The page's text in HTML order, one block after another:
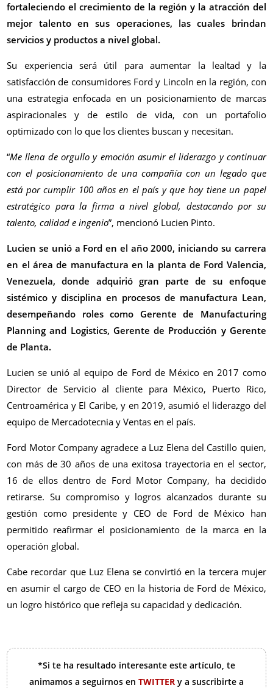
fortaleciendo el crecimiento de la región y la atracción del
mejor talento en sus operaciones, las cuales brindan
servicios y productos a nivel global.
Su experiencia será útil para aumentar la lealtad y la
satisfacción de consumidores Ford y Lincoln en la región, con
una estrategia enfocada en un posicionamiento de marcas
aspiracionales y de estilo de vida, con un portafolio
optimizado con lo que los clientes buscan y necesitan.
“Me llena de orgullo y emoción asumir el liderazgo y continuar
con el posicionamiento de una compañía con un legado que
está por cumplir 100 años en el país y que hoy tiene un papel
estratégico para la firma a nivel global, destacando por su
talento, calidad e ingenio”, mencionó Lucien Pinto.
Lucien se unió a Ford en el año 2000, iniciando su carrera
en el área de manufactura en la planta de Ford Valencia,
Venezuela, donde adquirió gran parte de su enfoque
sistémico y disciplina en procesos de manufactura Lean,
desempeñando roles como Gerente de Manufacturing
Planning and Logistics, Gerente de Producción y Gerente
de Planta.
Lucien se unió al equipo de Ford de México en 2017 como
Director de Servicio al cliente para México, Puerto Rico,
Centroamérica y El Caribe, y en 2019, asumió el liderazgo del
equipo de Mercadotecnia y Ventas en el país.
Ford Motor Company agradece a Luz Elena del Castillo quien,
con más de 30 años de una exitosa trayectoria en el sector,
16 de ellos dentro de Ford Motor Company, ha decidido
retirarse. Su compromiso y logros alcanzados durante su
gestión como presidente y CEO de Ford de México han
permitido reafirmar el posicionamiento de la marca en la
operación global.
Cabe recordar que Luz Elena se convirtió en la tercera mujer
en asumir el cargo de CEO en la historia de Ford de México,
un logro histórico que refleja su capacidad y dedicación.
*Si te ha resultado interesante este artículo, te
animamos a seguirnos en TWITTER y a suscribirte a